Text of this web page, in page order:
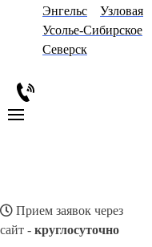
Энгельс
Узловая
Усолье-Сибирское
Северск
Прием заявок через
сайт - круглосуточно